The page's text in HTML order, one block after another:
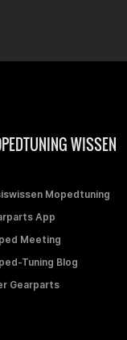
WISSEN
Mopedtuning
App
Meeting
Tuning Blog
Gearparts